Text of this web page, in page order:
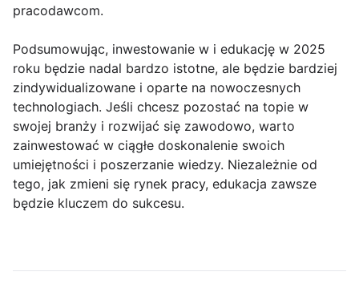
pracodawcom.
Podsumowując, inwestowanie w i edukację w 2025
roku będzie nadal bardzo istotne, ale będzie bardziej
zindywidualizowane i oparte na nowoczesnych
technologiach. Jeśli chcesz pozostać na topie w
swojej branży i rozwijać się zawodowo, warto
zainwestować w ciągłe doskonalenie swoich
umiejętności i poszerzanie wiedzy. Niezależnie od
tego, jak zmieni się rynek pracy, edukacja zawsze
będzie kluczem do sukcesu.